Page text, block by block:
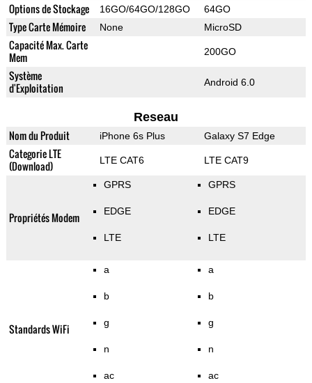
Options de Stockage 16GO/64GO/128GO 64GO
Type Carte Mémoire None MicroSD
Capacité Max. Carte
Mem
200GO
Système
d'Exploitation
Android 6.0
Reseau
Nom du Produit iPhone 6s Plus Galaxy S7 Edge
Categorie LTE
(Download)
LTE CAT6 LTE CAT9
Propriétés Modem
GPRS
EDGE
LTE
GPRS
EDGE
LTE
Standards WiFi
a
b
g
n
ac
a
b
g
n
ac